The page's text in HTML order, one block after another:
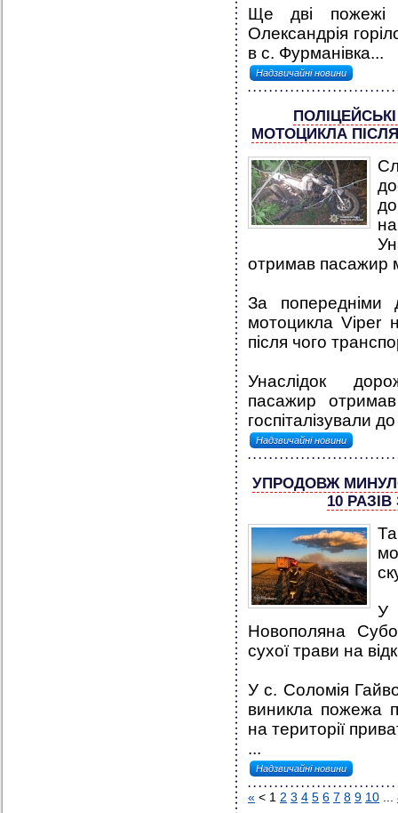
Ще дві пожежі
Олександрія
в с. Фурманівка...
Надзвичайні новини
МОТОЦИКЛА
отримав пасажир
За попередніми
мотоцикла Viper
після чого
Унаслідок
пасажир отримав
госпіталізували
Надзвичайні новини
УПРОДОВЖ
10
У
Новополяна
сухої трави на
У с. Соломія
виникла пожежа
на території
...
Надзвичайні новини
« < 1 2 3 4 5 6 7 8 9 10